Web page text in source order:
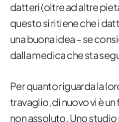
datteri (oltre ad altre
questo si ritiene che i
una buona idea – se
dalla medica che sta
Per quanto riguarda la
travaglio, di nuovo vi è
non assoluto. Uno studio